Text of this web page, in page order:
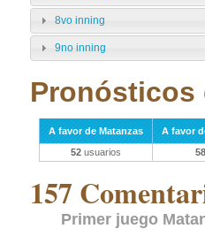
8vo inning
9no inning
Pronósticos
A favor de Matanzas
A favor
52 usuarios 58
157
Primer juego